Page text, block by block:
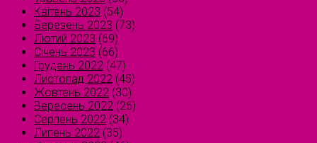
Квітень 2023 (54)
Березень 2023 (73)
Лютий 2023 (69)
Січень 2023 (66)
Грудень 2022 (47)
Листопад 2022 (45)
Жовтень 2022 (30)
Вересень 2022 (26)
Серпень 2022 (34)
Липень 2022 (35)